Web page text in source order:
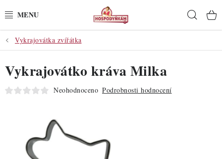
na
POTŘEBY
POMŮCKY
SUROVINY
PRO OSLAVY
Vykrajovátka zvířátka
Vykrajovátko kráva Milka
Neohodnoceno Podrobnosti hodnocení